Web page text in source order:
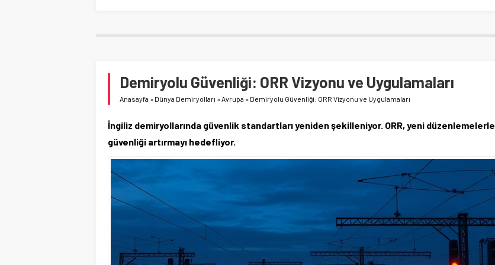
Demiryolu Güvenliği: ORR Vizyonu ve Uygulamaları
Anasayfa » Dünya Demiryolları » Avrupa » Demiryolu Güvenliği: ORR Vizyonu ve Uygulamaları
İngiliz demiryollarında güvenlik standartları yeniden şekilleniyor. ORR, yeni düzenlemelerle
güvenliği artırmayı hedefliyor.